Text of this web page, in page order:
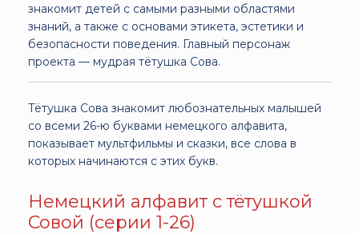
знакомит детей с самыми разными областями
знаний, а также с основами этикета, эстетики и
безопасности поведения. Главный персонаж
проекта — мудрая тётушка Сова.
Тётушка Сова знакомит любознательных малышей
со всеми 26-ю буквами немецкого алфавита,
показывает мультфильмы и сказки, все слова в
которых начинаются с этих букв.
Немецкий алфавит c тётушкой
Совой (серии 1-26)